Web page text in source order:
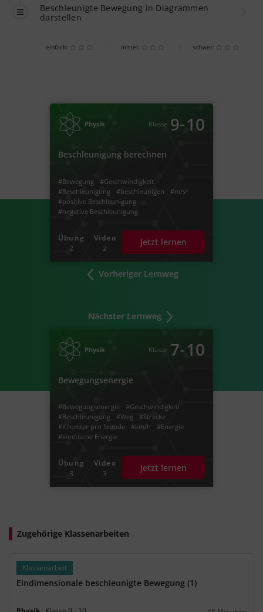
Beschleunigte Bewegung in Diagrammen
darstellen
einfach: mittel: schwer:
Vorheriger Lernweg
Physik Klasse 9‐10
Beschleunigung berechnen
#Bewegung
#Geschwindigkeit
#Beschleunigung
#beschleunigen
#m/s²
#positive Beschleunigung
#negative Beschleunigung
#gleiche Geschwindigkeit
#gleichförmig
#Gleichförmige Bewegung
#delta
#delta v
#delta t
#Geschwindigkeitsänderung
#Änderung der Geschwindigkeit
#Anfangsgeschwindigkeit
#Endgeschwindigkeit
#Strecke
#Zeit
#gleichmäßig beschleunigte Bewegung
#bremst #negativ
#positiv
#s-t-Diagramm
#Fallbeschleuniguung
#Weg-Zeit-Graph
#Zeit-Weg-Graph
Übung
2
Video
2
Jetzt lernen
Nächster Lernweg
Physik Klasse 7‐10
Bewegungsenergie
#Bewegungsenergie
#Geschwindigkeit
#Beschleunigung
#Weg
#Strecke
#Kilomter pro Stunde
#km/h
#Energie
#kinetische Energie
Übung
3
Video
3
Jetzt lernen
Zugehörige Klassenarbeiten
Klassenarbeit
Eindimensionale beschleunigte Bewegung (1)